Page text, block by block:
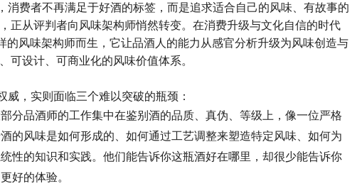
消费者不再满足于好酒的标签，而是追求适合自己的风味、有故事的
正从评判者向风味架构师悄然转变。在消费升级与文化自信的时代
的风味架构师而生，它让品酒人的能力从感官分析升级为风味创造与
可设计、可商业化的风味价值体系。
，实则面临三个难以突破的瓶颈：
分品酒师的工作集中在鉴别酒的品质、真伪、等级上，像一位严格
的风味是如何形成的、如何通过工艺调整来塑造特定风味、如何为
性的知识和实践。他们能告诉你这瓶酒好在哪里，却很少能告诉你
好的体验。